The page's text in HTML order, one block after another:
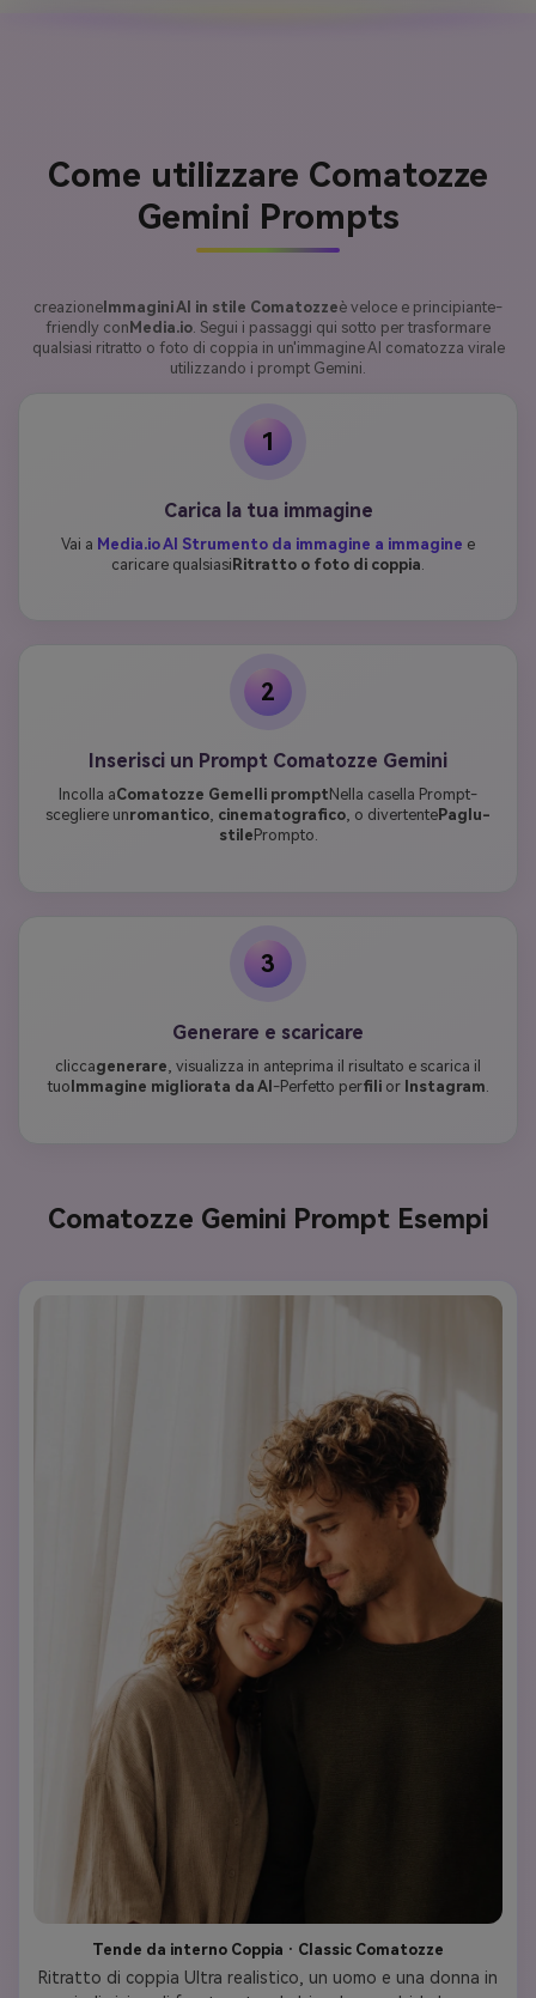
Come utilizzare Comatozze
Gemini Prompts
creazioneImmagini AI in stile Comatozzeè veloce e principiante-
friendly conMedia.io . Segui i passaggi qui sotto per trasformare
qualsiasi ritratto o foto di coppia in un'immagine AI comatozza virale
utilizzando i prompt Gemini.
1
Carica la tua immagine
Vai a Media.io AI Strumento da immagine a immagine e
caricare qualsiasiRitratto o foto di coppia
2
Inserisci un Prompt Comatozze Gemini
Incolla aComatozze Gemelli prompt Nella casella Prompt-
scegliere unromantico, cinematografico, o divertente Paglu-
stile Prompto.
3
Generare e scaricare
cliccagenerare, visualizza in anteprima il risultato e scarica il
tuo Immagine migliorata da AI -Perfetto perfilior Instagram.
Comatozze Gemini Prompt Esempi
Tende da interno Coppia · Classic Comatozze
Ritratto di coppia Ultra realistico, un uomo e una donna in